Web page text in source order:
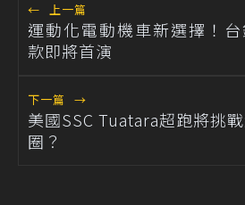
← 上一篇
運動化電動機車新選擇！
款即將首演
下一篇 →
美國SSC Tuatara超跑將挑
圈？